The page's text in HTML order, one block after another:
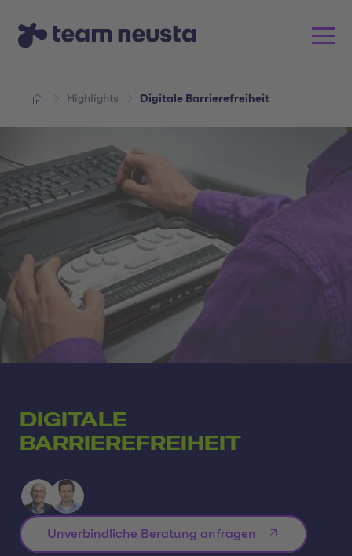
Highlights Digitale Barrierefreiheit
DIGITALE
BARRIEREFREIHEIT
Unverbindliche Beratung anfragen